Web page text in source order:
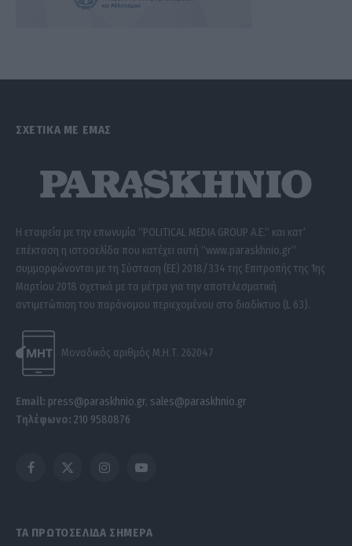
ΣΧΕΤΙΚΑ ΜΕ ΕΜΑΣ
Η εταιρεία με την επωνυμία “POLITICAL MEDIA GROUP A.E.” και κατ’
επέκταση η ιστοσελίδα που κατέχει αυτή “www.paraskhnio.gr”
συμμορφώνονται με τη Σύσταση (ΕΕ) 2018/334 της Επιτροπής της 1ης
Μαρτίου 2018 σχετικά με τα μέτρα για την αποτελεσματική
αντιμετώπιση του παράνομου περιεχομένου στο διαδίκτυο (L 63).
Μοναδικός αριθμός Μ.Η.Τ. 262047
Email: press@paraskhnio.gr, sales@paraskhnio.gr
Τηλέφωνο: 210 9580876
Facebook
X
InstagramYouTube
ΤΑ ΠΡΩΤΟΣΕΛΙΔΑ ΣΗΜΕΡΑ